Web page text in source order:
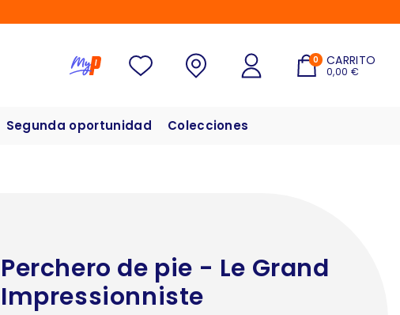
0 CARRITO
0,00 €
Segunda oportunidad Colecciones
Perchero de pie - Le Grand
Impressionniste